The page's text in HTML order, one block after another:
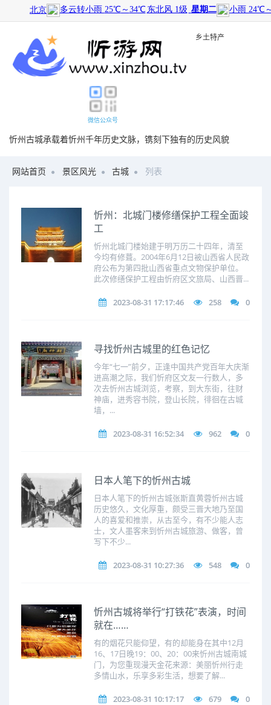
旅游景点 乡土特产
微信公众号
忻州古城承载着忻州千年历史文脉，镌刻下独有的历史风貌
网站首页 景区风光 古城 列表
忻州：北城门楼修缮保护工程全面竣
工
忻州北城门楼始建于明万历二十四年，清至
今均有修葺。2004年6月12日被山西省人民政
府公布为第四批山西省重点文物保护单位。
此次修缮保护工程由忻府区文旅局、山西晋...
2023-08-31 17:17:46 258 0
寻找忻州古城里的红色记忆
今年“七一”前夕，正逢中国共产党百年大庆渐
进高潮之际，我们忻府区文友一行数人，多
次去忻州古城浏览，考察，到大东街，往财
神庙，进秀容书院，登山长院，徘徊在古城
墙，...
2023-08-31 16:52:34 962 0
日本人笔下的忻州古城
日本人笔下的忻州古城张斯直黄蓉忻州古城
历史悠久，文化厚重，颇受三晋大地乃至国
人的喜爱和推崇，从古至今，有不少能人志
士，文人墨客来到忻州古城旅游、做客，曾
写下不少...
2023-08-31 10:27:36 548 0
忻州古城将举行“打铁花”表演，时间
就在……
有的烟花只能仰望，有的却能身在其中12月
16、17日晚19：00、20：00来忻州古城南城
门，为您重现漫天金花来源：美丽忻州行走
多情山水，乐享多彩生活，想要了解...
2023-08-31 10:17:17 679 0